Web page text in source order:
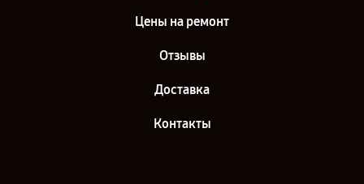
Цены на ремонт
Отзывы
Доставка
Контакты